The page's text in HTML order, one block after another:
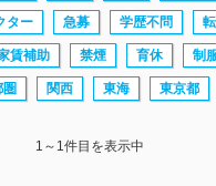
ター 急募 学歴不問
賃補助 禁煙 育休 制
関西 東海 東京都
1～1件目を表示中